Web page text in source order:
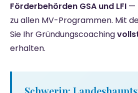
Förderbehörden GSA und LFI —
zu allen MV-Programmen. Mit
Sie Ihr Gründungscoaching
erhalten.